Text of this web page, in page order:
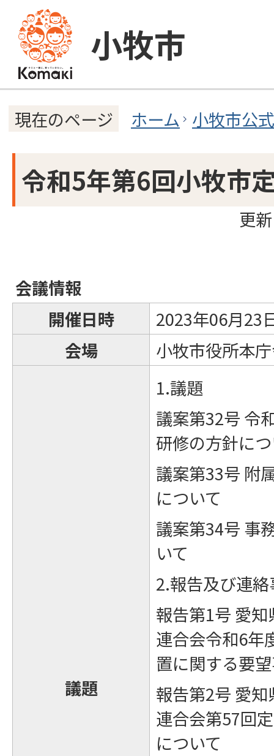
小牧市
現在のページ ホーム 小牧市公
令和5年第6回小牧市
更
会議情報
開催日時
2023年06月23
会場
小牧市役所本
議題
1.議題
議案第32号 令
研修の方針に
議案第33号 附
について
議案第34号 事
いて
2.報告及び連
報告第1号 愛
連合会令和6年
置に関する要
報告第2号 愛
連合会第57回
について